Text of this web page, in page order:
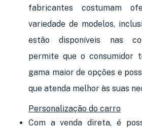
fabricantes costumam
variedade de modelos,
estão disponíveis nas
permite que o consumidor
gama maior de opções e
que atenda melhor às suas
Personalização do carro
Com a venda direta, é